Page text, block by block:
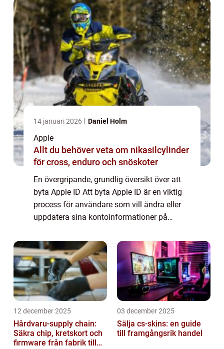
14 januari 2026 Daniel Holm
Apple
Allt du behöver veta om nikasilcylinder
för cross, enduro och snöskoter
En övergripande, grundlig översikt över att
byta Apple ID Att byta Apple ID är en viktig
process för användare som vill ändra eller
uppdatera sina kontoinformationer på
användbart för att säkerställa integrite...
12 december 2025
Hårdvaru-supply chain:
Säkra chip, kretskort och
firmware från fabrik till
03 december 2025
Sälja cs-skins: en guide
till framgångsrik handel